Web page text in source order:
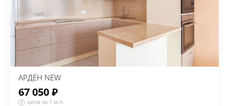
АРДЕН NEW
67 050 ₽
цена за 1 м.п.